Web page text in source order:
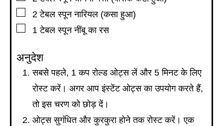
▢
2 टेबल स्पून नारियल (कसा हुआ)
▢
1 टेबल स्पून नींबू का रस
अनुदेश
सबसे पहले, 1 कप रोल्ड ओट्स लें और 5 मिनट के लिए
रोस्ट करें। अगर आप इंस्टेंट ओट्स का उपयोग करते हैं,
तो इस चरण को छोड़ दें।
ओट्स सुगंधित और कुरकुरा होने तक रोस्ट करें। एक